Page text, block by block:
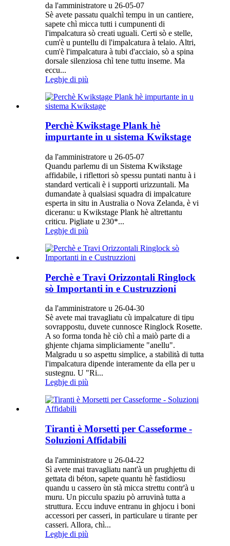
da l'amministratore u 26-05-07
Sè avete passatu qualchì tempu in un cantiere,
sapete chì micca tutti i cumpunenti di
l'impalcatura sò creati uguali. Certi sò e stelle,
cum'è u puntellu di l'impalcatura à telaio. Altri,
cum'è l'impalcatura à tubi d'acciaio, sò a spina
dorsale silenziosa chì tene tuttu inseme. Ma
eccu...
Leghje di più
Perchè Kwikstage Plank hè
impurtante in u sistema Kwikstage
da l'amministratore u 26-05-07
Quandu parlemu di un Sistema Kwikstage
affidabile, i riflettori sò spessu puntati nantu à i
standard verticali è i supporti urizzuntali. Ma
dumandate à qualsiasi squadra di impalcature
esperta in situ in Australia o Nova Zelanda, è vi
diceranu: u Kwikstage Plank hè altrettantu
criticu. Pigliate u 230*...
Leghje di più
Perchè e Travi Orizzontali Ringlock
sò Importanti in e Custruzzioni
da l'amministratore u 26-04-30
Sè avete mai travagliatu cù impalcature di tipu
sovrappostu, duvete cunnosce Ringlock Rosette.
A so forma tonda hè ciò chì a maiò parte di a
ghjente chjama simpliciamente "anellu".
Malgradu u so aspettu simplice, a stabilità di tutta
l'impalcatura dipende interamente da ella per u
sustegnu. U "Ri...
Leghje di più
Tiranti è Morsetti per Casseforme -
Soluzioni Affidabili
da l'amministratore u 26-04-22
Sì avete mai travagliatu nant'à un prughjettu di
gettata di béton, sapete quantu hè fastidiosu
quandu u cassero ùn stà micca strettu contr'à u
muru. Un picculu spaziu pò arruvinà tutta a
struttura. Eccu induve entranu in ghjocu i boni
accessori per casseri, in particulare u tirante per
casseri. Allora, chì...
Leghje di più